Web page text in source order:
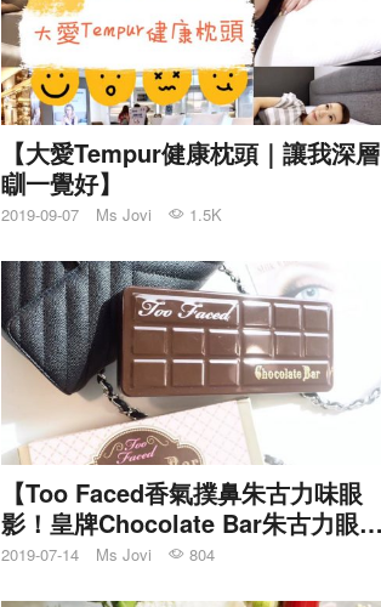
【大愛Tempur健康枕頭｜讓我深層
瞓一覺好】
2019-09-07 Ms Jovi 1.5K
【Too Faced香氣撲鼻朱古力味眼
影！皇牌Chocolate Bar朱古力眼
影】
2019-07-14 Ms Jovi 804